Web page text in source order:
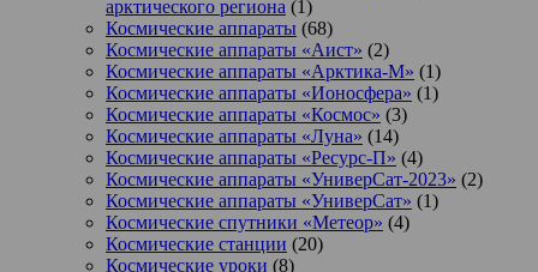
арктического региона (1)
Космические аппараты (68)
Космические аппараты «Аист» (2)
Космические аппараты «Арктика-М» (1)
Космические аппараты «Ионосфера» (1)
Космические аппараты «Космос» (3)
Космические аппараты «Луна» (14)
Космические аппараты «Ресурс-П» (4)
Космические аппараты «УниверСат-2023» (2)
Космические аппараты «УниверСат» (1)
Космические спутники «Метеор» (4)
Космические станции (20)
Космические уроки (8)